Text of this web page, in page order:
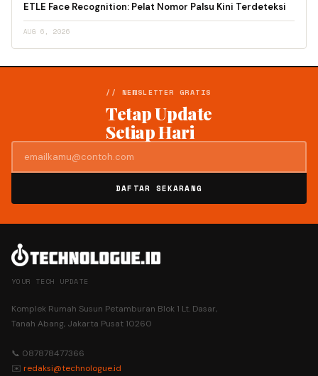
ETLE Face Recognition: Pelat Nomor Palsu Kini Terdeteksi
AUG 6, 2026
// NEWSLETTER GRATIS
Tetap Update
Setiap Hari
DAFTAR SEKARANG
YOUR TECH UPDATE
Komplek Rumah Susun Petamburan Blok 1 Lt. Dasar,
Tanah Abang, Jakarta Pusat 10260
📞 087878477366
✉️ redaksi@technologue.id